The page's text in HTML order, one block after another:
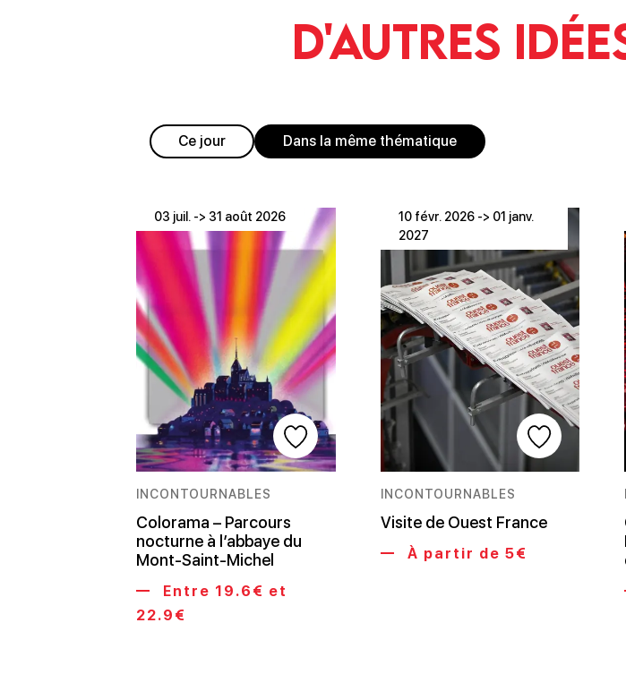
D'autres
Ce jour Dans la même thématique
03 juil. -> 31 août 2026
INCONTOURNABLES
Colorama – Parcours
nocturne à l’abbaye du
Mont-Saint-Michel
Entre 19.6€ et
22.9€
10 févr. 2026 -> 01 janv.
2027
INCONTOURNABLES
Visite de Ouest France
À partir de 5€